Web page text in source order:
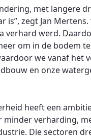
met langere
is”, zegt Jan
verhard werd.
om in de bodem
we vanaf het
en onze
heeft een
minder verharding,
Die sectoren